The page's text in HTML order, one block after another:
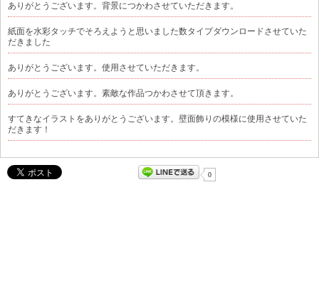
ありがとうございます。背景につかわさせていただきます。
紙面を水彩タッチでそろえようと思いました数タイプダウンロードさせていた
だきました
ありがとうございます。使用させていただきます。
ありがとうございます。素敵な作品つかわさせて頂きます。
すてきなイラストをありがとうございます。壁面飾りの模様に使用させていた
だきます！
0